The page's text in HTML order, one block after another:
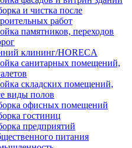
и чистка после
работ
памятников, переходов
клининг/HORECA
санитарных помещений,
складских помещений,
виды полов
офисных помещений
гостиниц
предприятий
питания